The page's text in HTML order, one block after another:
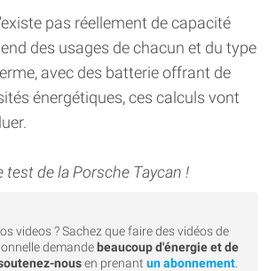
pas réellement de capacité
des usages de chacun et du type
avec des batterie offrant de
énergétiques, ces calculs vont
test de la Porsche Taycan !
videos ? Sachez que faire des vidéos de
demande beaucoup d'énergie et de
nousen prenant un abonnement